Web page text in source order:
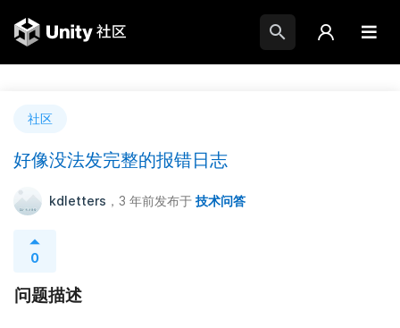
社区
好像没法发完整的报错日志
kdletters ，3 年前发布于 技术问答
0
问题描述